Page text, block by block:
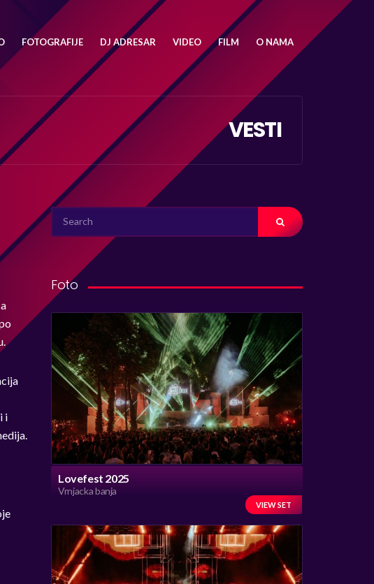
FOTOGRAFIJE DJ ADRESAR VIDEO FILM O NAMA
VESTI
i
SEARCH
FOR:
Foto
Lovefest 2025
Vrnjacka banja
VIEW SET